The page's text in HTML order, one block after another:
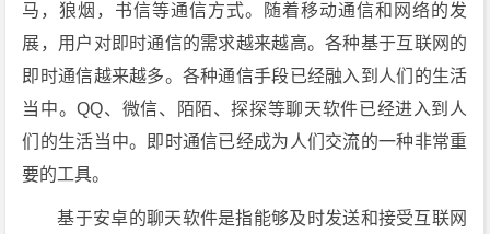
马，狼烟，书信等通信方式。随着移动通信和网络的发
展，用户对即时通信的需求越来越高。各种基于互联网的
即时通信越来越多。各种通信手段已经融入到人们的生活
当中。QQ、微信、陌陌、探探等聊天软件已经进入到人
们的生活当中。即时通信已经成为人们交流的一种非常重
要的工具。
基于安卓的聊天软件是指能够及时发送和接受互联网